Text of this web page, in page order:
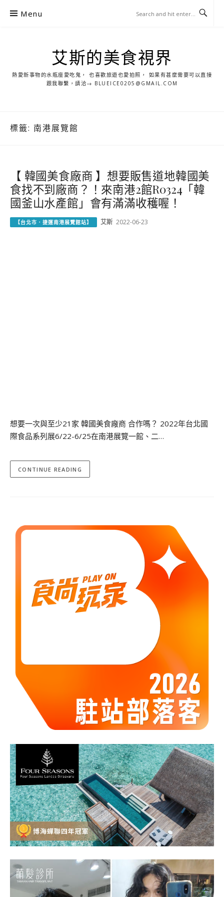
Menu
艾斯的美食視界
熱愛新事物的水瓶座愛吃鬼， 也喜歡旅遊也愛拍照， 如果有甚麼需要可以直接
跟我聯繫，請洽→ BLUEICE0205@GMAIL.COM
標籤: 南港展覽館
【 韓國美食廠商 】想要販售道地韓國美
食找不到廠商？！來南港2館R0324「韓
國釜山水產館」會有滿滿收穫喔！
【台北市．捷運南港展覽館站】 艾斯 2022-06-23
想要一次與至少21家 韓國美食廠商 合作嗎？ 2022年台北國
際食品系列展6/22-6/25在南港展覽一館、二…
CONTINUE READING